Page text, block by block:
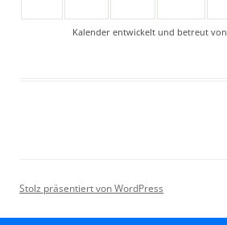
Kalender entwickelt und betreut von
Stolz präsentiert von WordPress